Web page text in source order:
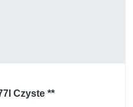
Czyste **